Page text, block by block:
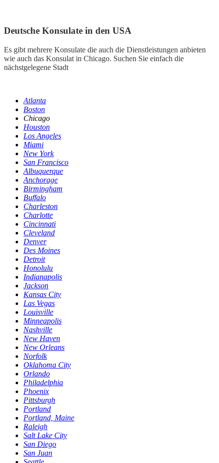
Deutsche Konsulate in den USA
Es gibt mehrere Konsulate die auch die Dienstleistungen anbieten
wie auch das Konsulat in Chicago. Suchen Sie einfach die
nächstgelegene Stadt
Atlanta
Boston
Chicago
Houston
Los Angeles
Miami
New York
San Francisco
Albuquerque
Anchorage
Birmingham
Buffalo
Charleston
Charlotte
Cincinnati
Cleveland
Denver
Des Moines
Detroit
Honolulu
Indianapolis
Jackson
Kansas City
Las Vegas
Louisville
Minneapolis
Nashville
New Haven
New Orleans
Norfolk
Oklahoma City
Orlando
Philadelphia
Phoenix
Pittsburgh
Portland
Portland, Maine
Raleigh
Salt Lake City
San Diego
San Juan